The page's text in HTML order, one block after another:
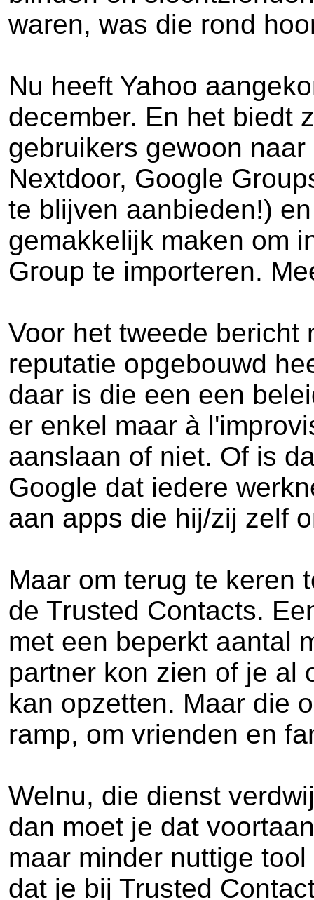
waren, was die rond
Nu heeft Yahoo
december. En het biedt
gebruikers gewoon
Nextdoor, Google
te blijven aanbieden!)
gemakkelijk maken om
Group te importeren.
Voor het tweede bericht
reputatie opgebouwd
daar is die een een
er enkel maar à
aanslaan of niet. Of is
Google dat iedere
aan apps die hij/zij zelf
Maar om terug te keren
de Trusted Contacts.
met een beperkt aantal
partner kon zien of je al
kan opzetten. Maar die
ramp, om vrienden en
Welnu, die dienst
dan moet je dat
maar minder nuttige
dat je bij Trusted